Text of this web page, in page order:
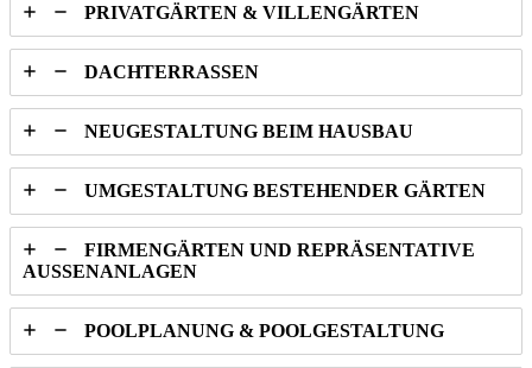
PRIVATGÄRTEN & VILLENGÄRTEN
DACHTERRASSEN
NEUGESTALTUNG BEIM HAUSBAU
UMGESTALTUNG BESTEHENDER GÄRTEN
FIRMENGÄRTEN UND REPRÄSENTATIVE
AUSSENANLAGEN
POOLPLANUNG & POOLGESTALTUNG